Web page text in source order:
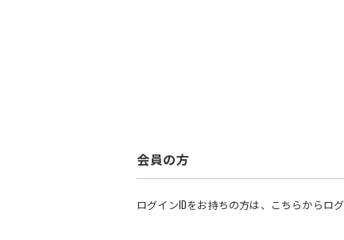
会員の方
ログインIDをお持ちの方は、こちらからロ